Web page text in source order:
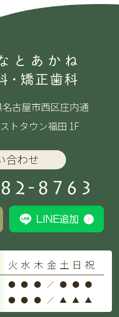
古屋市西区庄内通
トタウン福田 1F
合わせ
8763
LINE追加
火 水 木 金 土 日 祝
● ● ● ／ ● ● ●
● ● ● ／ ▲ ▲ ▲